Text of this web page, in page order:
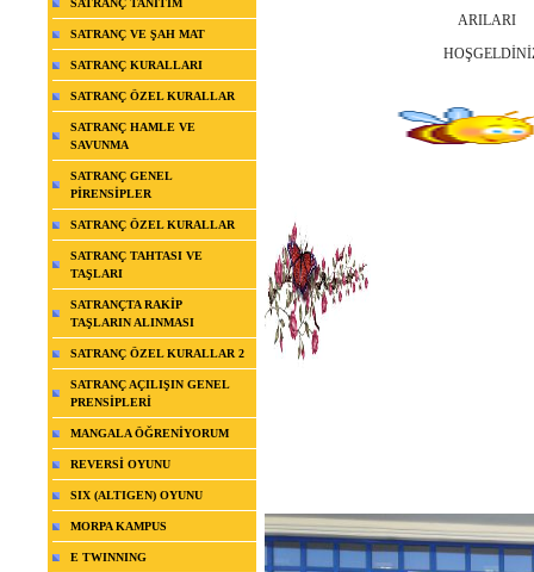
SATRANÇ TANITIM
SATRANÇ VE ŞAH MAT
SATRANÇ KURALLARI
SATRANÇ ÖZEL KURALLAR
SATRANÇ HAMLE VE
SAVUNMA
SATRANÇ GENEL
PİRENSİPLER
SATRANÇ ÖZEL KURALLAR
SATRANÇ TAHTASI VE
TAŞLARI
SATRANÇTA RAKİP
TAŞLARIN ALINMASI
SATRANÇ ÖZEL KURALLAR 2
SATRANÇ AÇILIŞIN GENEL
PRENSİPLERİ
MANGALA ÖĞRENİYORUM
REVERSİ OYUNU
SIX (ALTIGEN) OYUNU
MORPA KAMPUS
E TWINNING
ARILARI